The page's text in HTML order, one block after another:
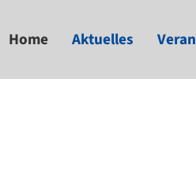
Home Aktuelles